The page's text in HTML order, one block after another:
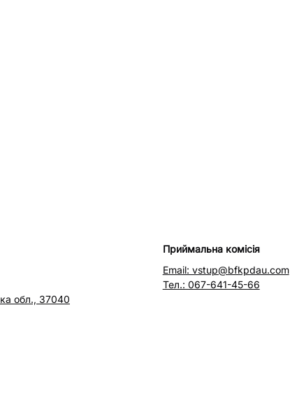
обл., 37040
Приймальна комісія
Email: vstup@bfkpdau.com
Тел.: 067-641-45-66